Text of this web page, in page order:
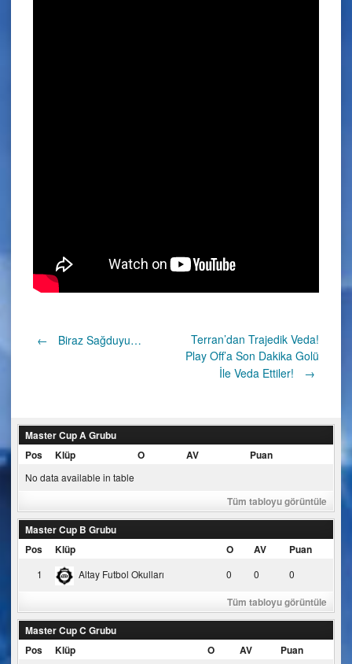
Post
← Biraz Sağduyu…
Terran’dan Trajedik Veda!
Play Off’a Son Dakika Golü
İle Veda Ettiler!
→
Master Cup A Grubu
Pos
Klüp O AV Puan
No data available in table
Tüm tabloyu görüntüle
Master Cup B Grubu
Pos
Klüp O AV Puan
1 Altay Futbol Okulları 0 0 0
Tüm tabloyu görüntüle
Master Cup C Grubu
Pos
Klüp O AV Puan